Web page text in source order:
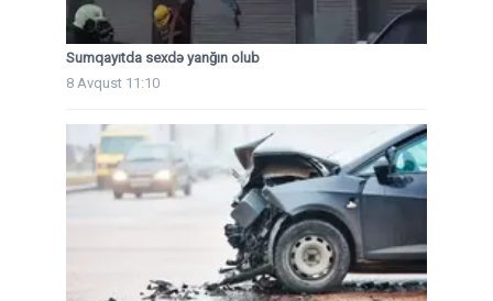
Sumqayıtda sexdə yanğın olub
8 Avqust 11:10